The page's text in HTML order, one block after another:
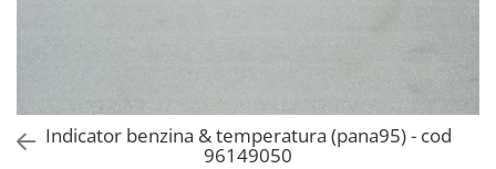
TIGRA-B 2004-2009
VECTRA-C 2002-2008
VIVARO
S-CROSS HYBRID 48V 2022-prezent
VITARA 2015-prezent
VITARA Hybrid 48V 2020-prezent
Indicator benzina & temperatura (pana95) - cod
96149050